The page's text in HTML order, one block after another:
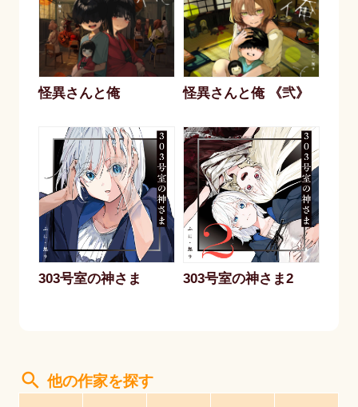
怪異さんと俺 怪異さんと俺 《弐》
303号室の神さま 303号室の神さま2
search 他の作家を探す